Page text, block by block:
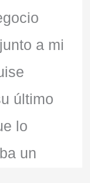
a mi
último
lo
un